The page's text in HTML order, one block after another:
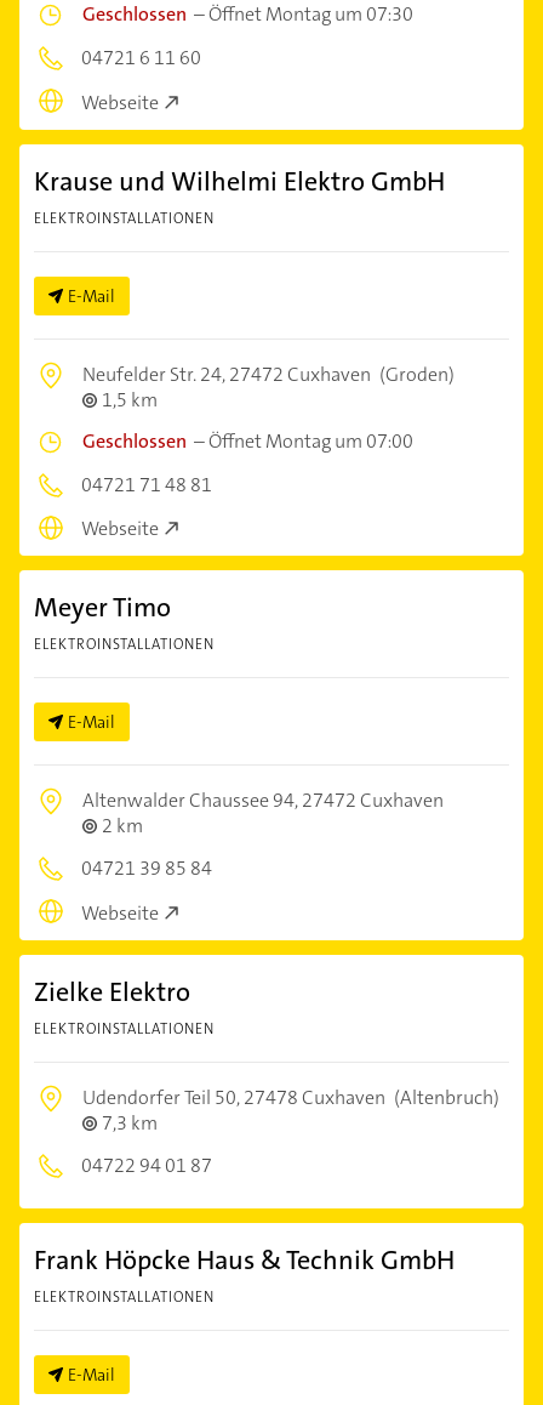
Geschlossen –Öffnet Montag um 07:30
04721 6 11 60
Webseite
Krause und Wilhelmi Elektro GmbH
ELEKTROINSTALLATIONEN
E-Mail
Neufelder Str. 24,27472 Cuxhaven (Groden)
1,5 km
Geschlossen –Öffnet Montag um 07:00
04721 71 48 81
Webseite
Meyer Timo
ELEKTROINSTALLATIONEN
E-Mail
Altenwalder Chaussee 94,27472 Cuxhaven
2 km
04721 39 85 84
Webseite
Zielke Elektro
ELEKTROINSTALLATIONEN
Udendorfer Teil 50,27478 Cuxhaven (Altenbruch)
7,3 km
04722 94 01 87
Frank Höpcke Haus & Technik GmbH
ELEKTROINSTALLATIONEN
E-Mail